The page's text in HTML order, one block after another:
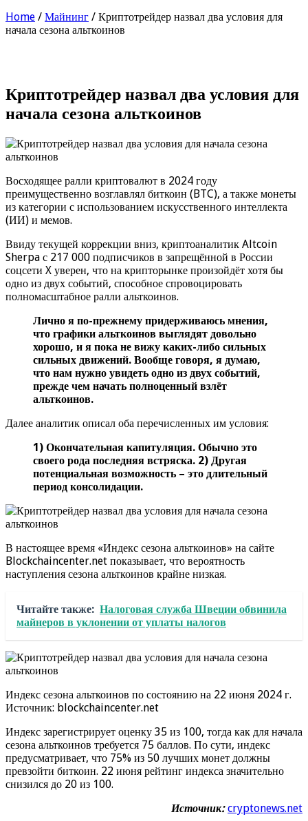
Home / Майнинг / Криптотрейдер назвал два условия для
начала сезона альткоинов
Криптотрейдер назвал два условия для
начала сезона альткоинов
Восходящее ралли криптовалют в 2024 году
преимущественно возглавлял биткоин (BTC), а также монеты
из категории с использованием искусственного интеллекта
(ИИ) и мемов.
Ввиду текущей коррекции вниз, криптоаналитик Altcoin
Sherpa с 217 000 подписчиков в запрещённой в России
соцсети X уверен, что на крипторынке произойдёт хотя бы
одно из двух событий, способное спровоцировать
полномасштабное ралли альткоинов.
Лично я по-прежнему придерживаюсь мнения,
что графики альткоинов выглядят довольно
хорошо, и я пока не вижу каких-либо сильных
сильных движений. Вообще говоря, я думаю,
что нам нужно увидеть одно из двух событий,
прежде чем начать полноценный взлёт
альткоинов.
Далее аналитик описал оба перечисленных им условия:
1) Окончательная капитуляция. Обычно это
своего рода последняя встряска. 2) Другая
потенциальная возможность – это длительный
период консолидации.
В настоящее время «Индекс сезона альткоинов» на сайте
Blockchaincenter.net показывает, что вероятность
наступления сезона альткоинов крайне низкая.
Читайте также: Налоговая служба Швеции обвинила
майнеров в уклонении от уплаты налогов
Индекс сезона альткоинов по состоянию на 22 июня 2024 г.
Источник: blockchaincenter.net
Индекс зарегистрирует оценку 35 из 100, тогда как для начала
сезона альткоинов требуется 75 баллов. По сути, индекс
предусматривает, что 75% из 50 лучших монет должны
превзойти биткоин. 22 июня рейтинг индекса значительно
снизился до 20 из 100.
Источник: cryptonews.net